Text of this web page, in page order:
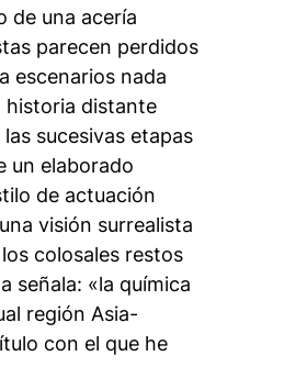
de una acería
parecen perdidos
escenarios nada
historia distante
sucesivas etapas
un elaborado
de actuación
visión surrealista
colosales restos
señala: «la química
región Asia-
con el que he